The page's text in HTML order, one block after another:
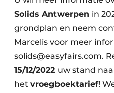
Solids Antwerpen in
grondplan en neem
Marcelis voor meer
solids@easyfairs.com.
15/12/2022 uw stand
het vroegboektarief!